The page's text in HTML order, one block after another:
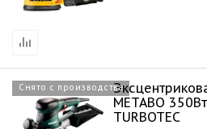
Снято с производства
METABO
TURBOTEC